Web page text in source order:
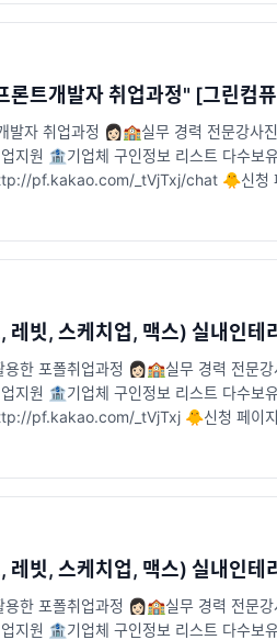
트개발자 취업과정" [그린컴
자 취업과정 👩🏻🏫실무 경력 전문강
지원 🏦기업체 구인정보 리스트 다수
pf.kakao.com/_tVjTxj/chat 🐥신
빗, 스케치업, 맥스) 실내인테
한 포폴취업과정 👩🏻🏫실무 경력 전
지원 🏦기업체 구인정보 리스트 다수
pf.kakao.com/_tVjTxj 🐥신청 페
빗, 스케치업, 맥스) 실내인테
한 포폴취업과정 👩🏻🏫실무 경력 전
지원 🏦기업체 구인정보 리스트 다수